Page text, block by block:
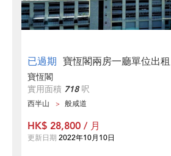
已過期 寶恆閣兩房一廳單位出租
寶恆閣
實用面積 718呎
西半山 般咸道
HK$ 28,800 / 月
更新日期 2022年10月10日